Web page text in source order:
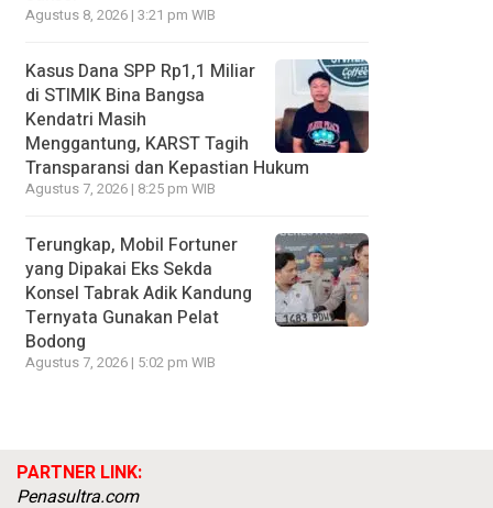
Agustus 8, 2026 | 3:21 pm WIB
Kasus Dana SPP Rp1,1 Miliar
di STIMIK Bina Bangsa
Kendatri Masih
Menggantung, KARST Tagih
Transparansi dan Kepastian Hukum
Agustus 7, 2026 | 8:25 pm WIB
Terungkap, Mobil Fortuner
yang Dipakai Eks Sekda
Konsel Tabrak Adik Kandung
Ternyata Gunakan Pelat
Bodong
Agustus 7, 2026 | 5:02 pm WIB
PARTNER LINK:
Penasultra.com